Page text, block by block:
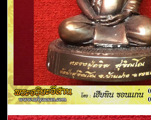
จิณโณ
อ.บ้านฝาง
จ.ขอนแก่น
ชิ้น